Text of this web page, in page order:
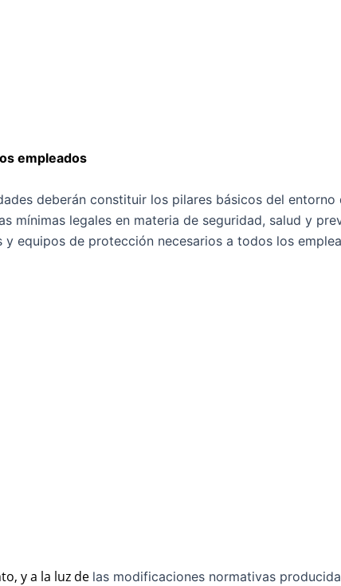
empleados
deberán constituir los pilares básicos del entorno
mínimas legales en materia de seguridad, salud y
equipos de protección necesarios a todos los
y a la luz de las modificaciones normativas